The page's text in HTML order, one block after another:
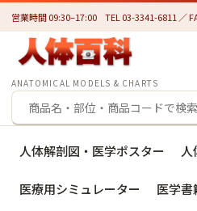
営業時間 09:30–17:00 TEL 03-3341-6811 ／
ANATOMICAL MODELS & CHARTS
人体解剖図・医学ポスター
医療用シミュレーター 医学書